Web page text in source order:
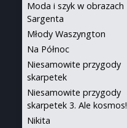
Moda i szyk w obrazach
Sargenta
Młody Waszyngton
Na Północ
Niesamowite przygody
skarpetek
Niesamowite przygody
skarpetek 3. Ale kosmos!
Nikita